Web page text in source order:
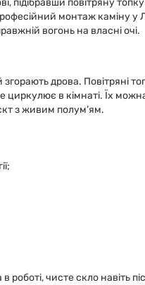
монтаж каміну у
вогонь на власні очі.
дрова. Повітряні
циркулює в кімнаті. Їх
з живим полум’ям.
чисте скло навіть